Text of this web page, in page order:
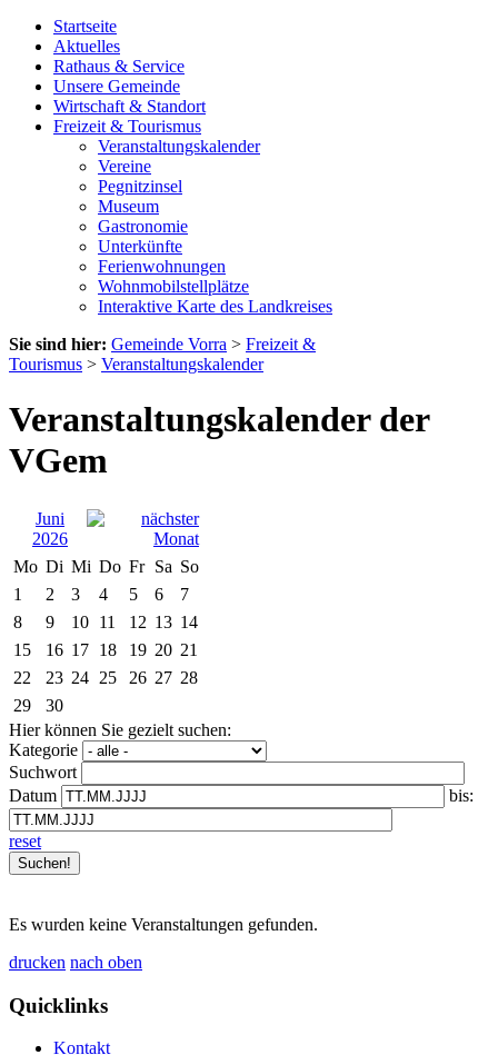
Startseite
Aktuelles
Rathaus & Service
Unsere Gemeinde
Wirtschaft & Standort
Freizeit & Tourismus
Veranstaltungskalender
Vereine
Pegnitzinsel
Museum
Gastronomie
Unterkünfte
Ferienwohnungen
Wohnmobilstellplätze
Interaktive Karte des Landkreises
Sie sind hier: Gemeinde Vorra > Freizeit &
Tourismus > Veranstaltungskalender
Veranstaltungskalender der
VGem
Juni
2026
Mo Di Mi Do Fr Sa So
1
2 3 4 5 6
7
8
9 10 11 12 13 14
15
16 17 18 19 20 21
22
23 24 25 26 27 28
29
30
Hier können Sie gezielt suchen:
Kategorie
Suchwort
Datum
bis:
reset
Es wurden keine Veranstaltungen gefunden.
drucken nach oben
Quicklinks
Kontakt